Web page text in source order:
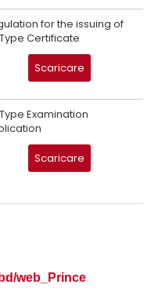
for the issuing of
Certificate
Scaricare
Examination
Scaricare
web_Prince